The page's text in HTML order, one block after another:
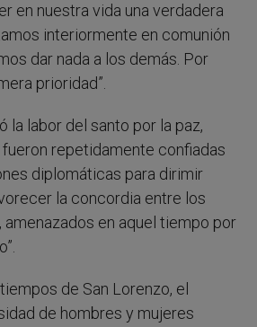
en nuestra vida una verdadera
interiormente en comunión
dar nada a los demás. Por
prioridad”.
la labor del santo por la paz,
repetidamente confiadas
diplomáticas para dirimir
la concordia entre los
amenazados en aquel tiempo por
de San Lorenzo, el
de hombres y mujeres